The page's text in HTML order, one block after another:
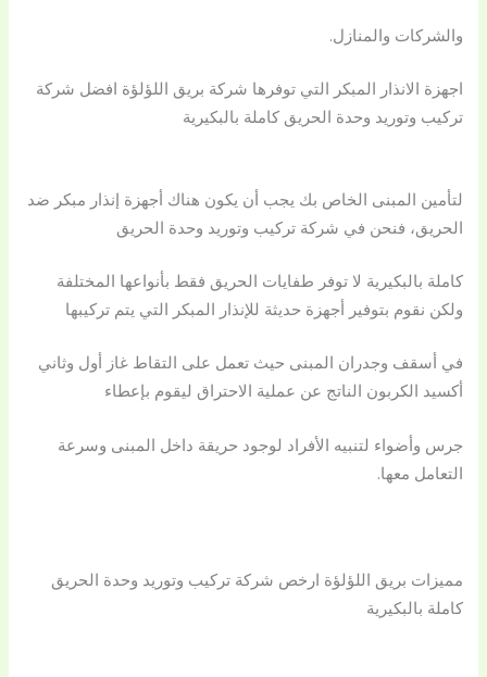
والشركات والمنازل.
اجهزة الانذار المبكر التي توفرها شركة بريق اللؤلؤة افضل شركة
تركيب وتوريد وحدة الحريق كاملة بالبكيرية
لتأمين المبنى الخاص بك يجب أن يكون هناك أجهزة إنذار مبكر ضد
الحريق، فنحن في شركة تركيب وتوريد وحدة الحريق
كاملة بالبكيرية لا توفر طفايات الحريق فقط بأنواعها المختلفة
ولكن نقوم بتوفير أجهزة حديثة للإنذار المبكر التي يتم تركيبها
في أسقف وجدران المبنى حيث تعمل على التقاط غاز أول وثاني
أكسيد الكربون الناتج عن عملية الاحتراق ليقوم بإعطاء
جرس وأضواء لتنبيه الأفراد لوجود حريقة داخل المبنى وسرعة
التعامل معها.
مميزات بريق اللؤلؤة ارخص شركة تركيب وتوريد وحدة الحريق
كاملة بالبكيرية